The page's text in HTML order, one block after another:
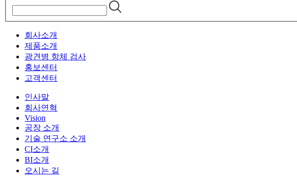
회사소개
제품소개
광견병 항체 검사
홍보센터
고객센터
인사말
회사연혁
Vision
공장 소개
기술 연구소 소개
CI소개
BI소개
오시는 길